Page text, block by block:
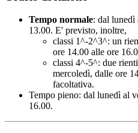
Tempo normale: dal lunedì
13.00. E' previsto, inoltre,
classi 1^-2^3^: un
ore 14.00 alle ore
classi 4^-5^: due
mercoledì, dalle ore
facoltativa.
Tempo pieno: dal lunedì al
16.00.